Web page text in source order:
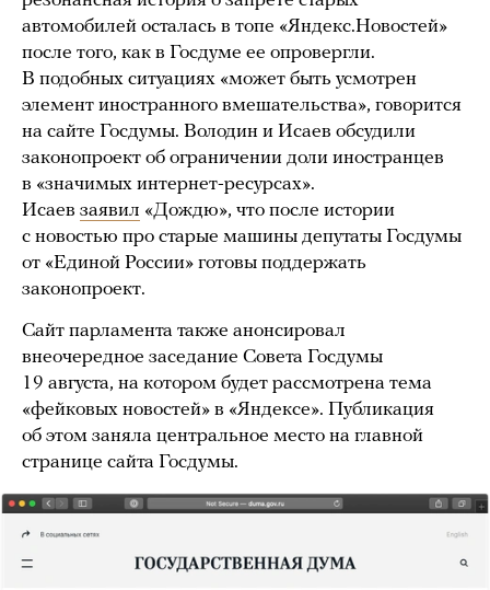
автомобилей осталась в топе «Яндекс.Новостей»
после того, как в Госдуме ее опровергли.
В подобных ситуациях «может быть усмотрен
элемент иностранного вмешательства», говорится
на сайте Госдумы. Володин и Исаев обсудили
законопроект об ограничении доли иностранцев
в «значимых интернет-ресурсах».
Исаев заявил «Дождю», что после истории
с новостью про старые машины депутаты Госдумы
от «Единой России» готовы поддержать
законопроект.
Сайт парламента также анонсировал
внеочередное заседание Совета Госдумы
19 августа, на котором будет рассмотрена тема
«фейковых новостей» в «Яндексе». Публикация
об этом заняла центральное место на главной
странице сайта Госдумы.